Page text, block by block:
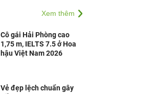
Xem thêm
Cô gái Hải Phòng cao
1,75 m, IELTS 7.5 ở Hoa
hậu Việt Nam 2026
Vẻ đẹp lệch chuẩn gây